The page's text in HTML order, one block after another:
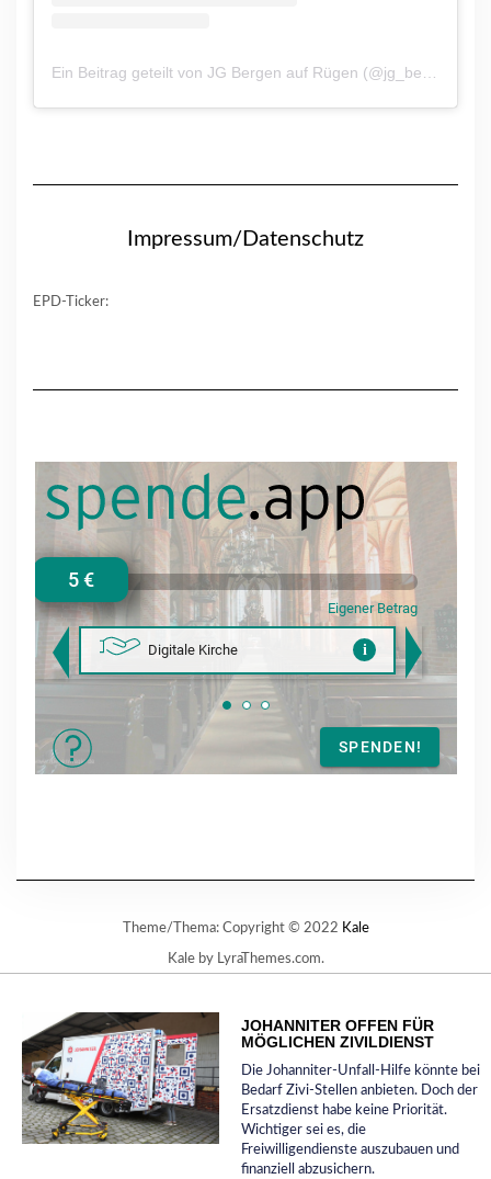
Impressum/Datenschutz
EPD-Ticker:
Theme/Thema: Copyright © 2022 Kale
Kaleby LyraThemes.com.
JOHANNITER OFFEN FÜR
MÖGLICHEN ZIVILDIENST
Die Johanniter-Unfall-Hilfe könnte bei
Bedarf Zivi-Stellen anbieten. Doch der
Ersatzdienst habe keine Priorität.
Wichtiger sei es, die
Freiwilligendienste auszubauen und
finanziell abzusichern.